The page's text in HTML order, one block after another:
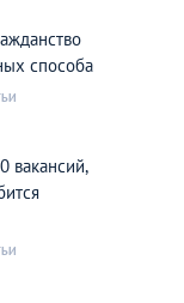
способа
вакансий,